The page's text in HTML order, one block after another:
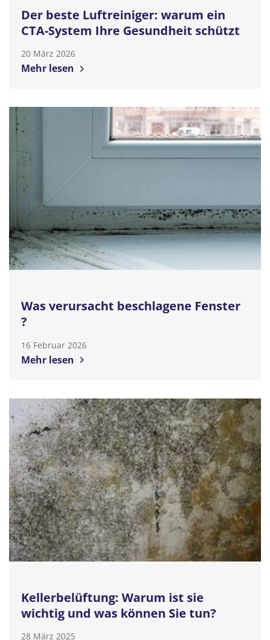
Der beste Luftreiniger: warum ein
CTA-System Ihre Gesundheit schützt
20 März 2026
Mehr lesen
Was verursacht beschlagene Fenster
?
16 Februar 2026
Mehr lesen
Kellerbelüftung: Warum ist sie
wichtig und was können Sie tun?
28 März 2025